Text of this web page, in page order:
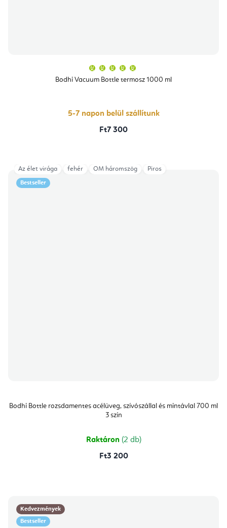
Bodhi Vacuum Bottle termosz 1000 ml
átlagos
értékelése
csillag.
5-7 napon belül szállítunk
Ft7 300
Bestseller
Bodhi Bottle rozsdamentes acélüveg, szívószállal és mintávlal 700 ml
3 szín
Raktáron (2 db)
Ft3 200
Az élet virága fehér OM háromszög Piros
Kedvezmények
Bestseller